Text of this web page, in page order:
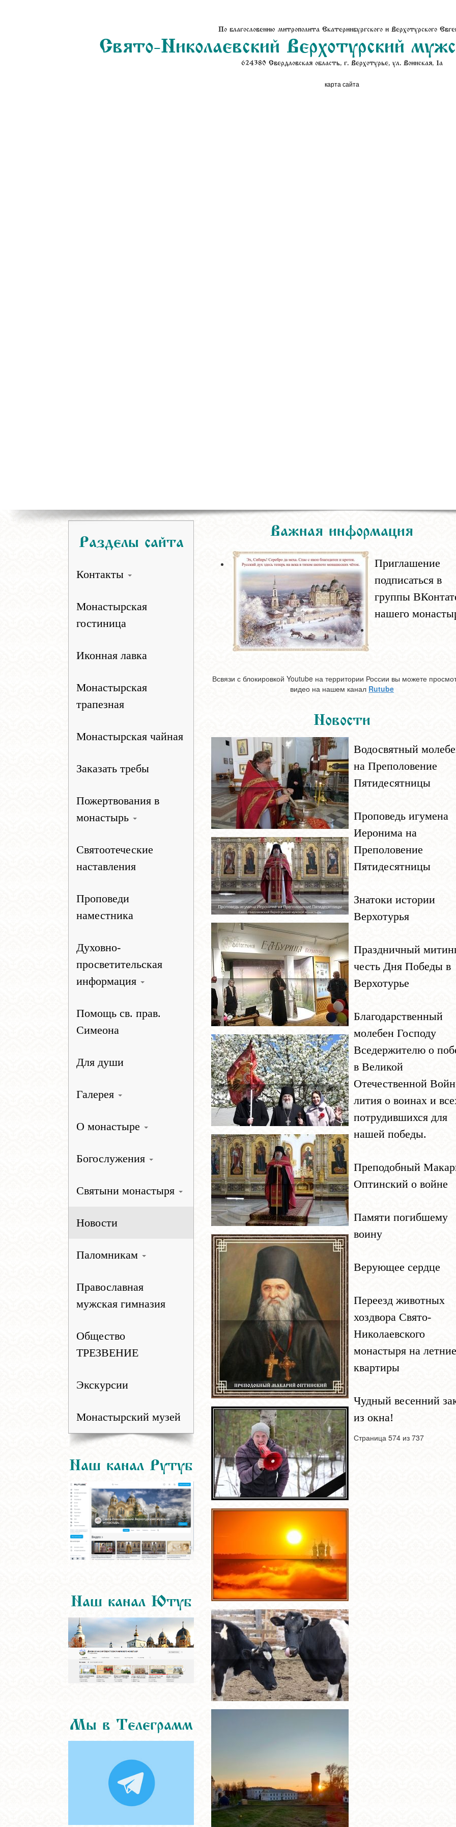
По благословению митрополита Екатеринбургского и Верхотурского
Свято-Николаевский Верхотурский
624380 Свердловская область, г. Верхотурье, ул. Воинская, 1а
карта сайта
Важная информация
Приглашение
подписаться в
группы
нашего
Всвязи с блокировкой Youtube на территории России вы можете
видео на нашем канал Rutube
Новости
Водосвятный
на Преполовение
Пятидесятницы
Проповедь игумена
Иеронима на
Преполовение
Пятидесятницы
Знатоки истории
Верхотурья
Праздничный
честь Дня Победы в
Верхотурье
Благодарственный
молебен Господу
Вседержителю о
в Великой
Отечественной
лития о воинах и
потрудившихся для
нашей победы.
Преподобный
Оптинский о войне
Памяти погибшему
воину
Верующее сердце
Переезд животных
хоздвора Свято-
Николаевского
монастыря на летние
квартиры
Чудный весенний
из окна!
Страница 574 из 737
Разделы сайта
Контакты
Монастырская
гостиница
Иконная лавка
Монастырская
трапезная
Монастырская чайная
Заказать требы
Пожертвования в
монастырь
Святоотеческие
наставления
Проповеди
наместника
Духовно-
просветительская
информация
Помощь св. прав.
Симеона
Для души
Галерея
О монастыре
Богослужения
Святыни монастыря
Новости
Паломникам
Православная
мужская гимназия
Общество
ТРЕЗВЕНИЕ
Экскурсии
Монастырский музей
Наш канал Рутуб
Наш канал Ютуб
Мы в Телеграмм